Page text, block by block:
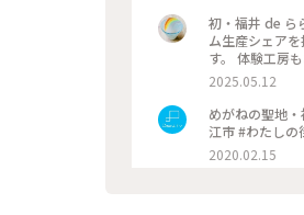
初・福井 de ら
ム生産シェア
す。 体験工房
階段登って向
線バージョン
2025.05.12
めがねの聖地・福井県鯖江市
江市 #わたしの
2020.02.15